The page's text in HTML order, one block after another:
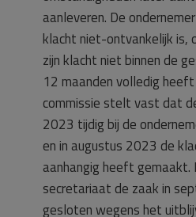
aanleveren. De
klacht niet-ontvankelijk is,
zijn klacht niet binnen de
12 maanden volledig
commissie stelt vast dat
2023 tijdig bij de
en in augustus 2023 de
aanhangig heeft
secretariaat de zaak in
gesloten wegens het